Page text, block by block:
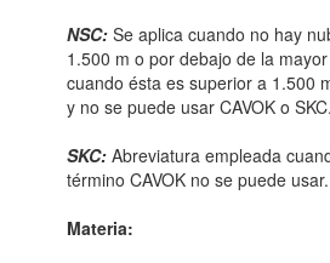
NSC: Se aplica cuando no hay
1.500 m o por debajo de la
cuando ésta es superior a 1.500
y no se puede usar CAVOK o SKC.
SKC: Abreviatura empleada
término CAVOK no se puede usar.
Materia: